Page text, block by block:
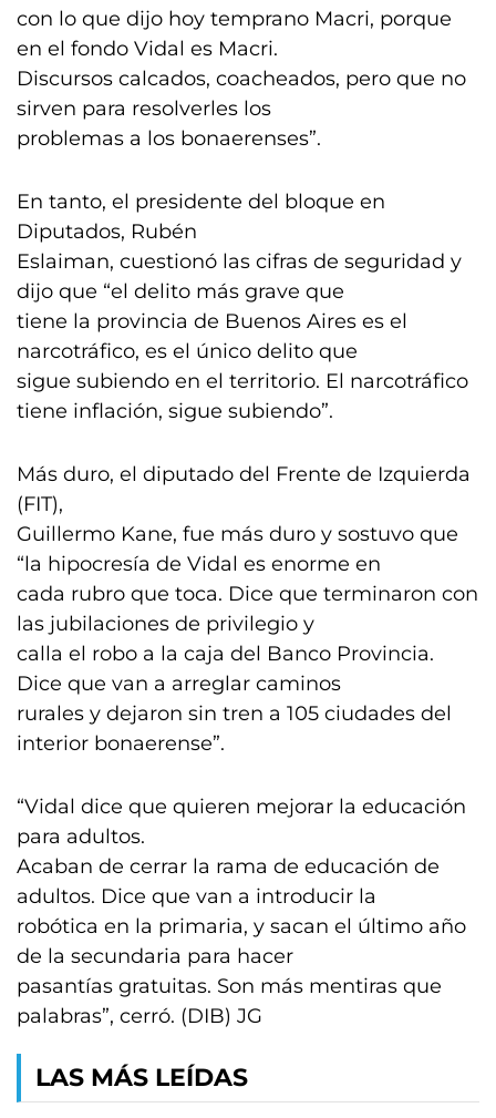
con lo que dijo hoy temprano Macri, porque
en el fondo Vidal es Macri.
Discursos calcados, coacheados, pero que no
sirven para resolverles los
problemas a los bonaerenses”.
En tanto, el presidente del bloque en
Diputados, Rubén
Eslaiman, cuestionó las cifras de seguridad y
dijo que “el delito más grave que
tiene la provincia de Buenos Aires es el
narcotráfico, es el único delito que
sigue subiendo en el territorio. El narcotráfico
tiene inflación, sigue subiendo”.
Más duro, el diputado del Frente de Izquierda
(FIT),
Guillermo Kane, fue más duro y sostuvo que
“la hipocresía de Vidal es enorme en
cada rubro que toca. Dice que terminaron con
las jubilaciones de privilegio y
calla el robo a la caja del Banco Provincia.
Dice que van a arreglar caminos
rurales y dejaron sin tren a 105 ciudades del
interior bonaerense”.
“Vidal dice que quieren mejorar la educación
para adultos.
Acaban de cerrar la rama de educación de
adultos. Dice que van a introducir la
robótica en la primaria, y sacan el último año
de la secundaria para hacer
pasantías gratuitas. Son más mentiras que
palabras”, cerró. (DIB) JG
LAS MÁS LEÍDAS